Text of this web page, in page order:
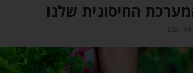
החיסונית שלנו